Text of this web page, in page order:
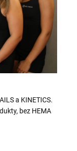
a KINETICS.
bez HEMA